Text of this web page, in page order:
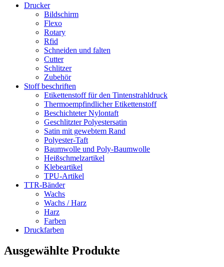
Drucker
Bildschirm
Flexo
Rotary
Rfid
Schneiden und falten
Cutter
Schlitzer
Zubehör
Stoff beschriften
Etikettenstoff für den Tintenstrahldruck
Thermoempfindlicher Etikettenstoff
Beschichteter Nylontaft
Geschlitzter Polyestersatin
Satin mit gewebtem Rand
Polyester-Taft
Baumwolle und Poly-Baumwolle
Heißschmelzartikel
Klebeartikel
TPU-Artikel
TTR-Bänder
Wachs
Wachs / Harz
Harz
Farben
Druckfarben
Ausgewählte Produkte